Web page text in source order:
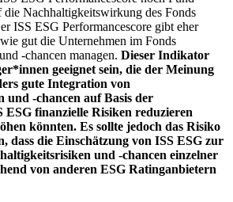
die Nachhaltigkeitswirkung des Fonds
ISS ESG Performancescore gibt eher
gut die Unternehmen im Fonds
-chancen managen. Dieser Indikator
geeignet sein, die der Meinung
gute Integration von
und -chancen auf Basis der
ESG finanzielle Risiken reduzieren
könnten. Es sollte jedoch das Risiko
dass die Einschätzung von ISS ESG zur
und -chancen einzelner
von anderen ESG Ratinganbietern